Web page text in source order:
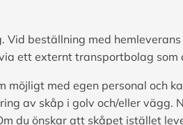
beställning med
ett externt transportbolag som
möjligt med egen personal och
av skåp i golv och/eller vägg.
du önskar att skåpet istället